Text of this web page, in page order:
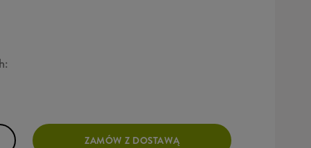
ZAMÓW Z DOSTAWĄ